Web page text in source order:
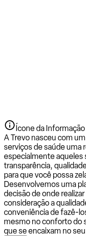
Ícone da
A Trevo nasceu com
serviços de saúde uma
especialmente aqueles
transparência,
para que você possa
Desenvolvemos uma
decisão de onde
consideração a
conveniência de fazê-
mesmo no conforto do
que se encaixam no